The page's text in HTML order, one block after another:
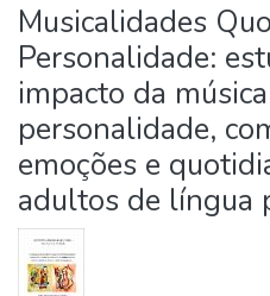
Musicalidades
Personalidade:
impacto da
personalidade,
emoções e
adultos de língua